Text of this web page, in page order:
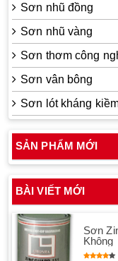
Sơn nhũ đồng
Sơn nhũ vàng
Sơn thơm công
Sơn vân bông
Sơn lót kháng
SẢN PHẨM MỚI
BÀI VIẾT MỚI
Sơn
Không